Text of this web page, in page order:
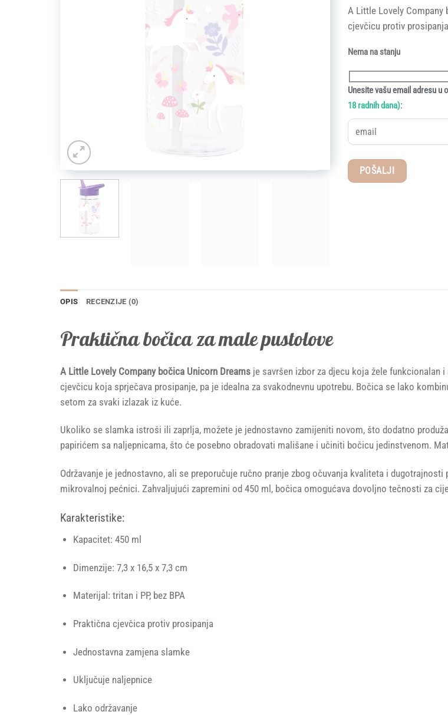
A Little Lovely Company
cjevčicu protiv
Nema na stanju
Unesite vašu email adresu u
18 radnih dana):
OPIS RECENZIJE (0)
Praktična bočica za male pustolove
A Little Lovely Company bočica Unicorn Dreams je savršen izbor za djecu koja žele funkcionalan
cjevčicu koja sprječava prosipanje, pa je idealna za svakodnevnu upotrebu. Bočica se lako
setom za svaki izlazak iz kuće.
Ukoliko se slamka istroši ili zaprlja, možete je jednostavno zamijeniti novom, što dodatno
papirićem sa naljepnicama, što će posebno obradovati mališane i učiniti bočicu jedinstvenom.
Održavanje je jednostavno, ali se preporučuje ručno pranje zbog očuvanja kvaliteta i
mikrovalnoj pećnici. Zahvaljujući zapremini od 450 ml, bočica omogućava dovoljno tečnosti za
Karakteristike:
Kapacitet: 450 ml
Dimenzije: 7,3 x 16,5 x 7,3 cm
Materijal: tritan i PP, bez BPA
Praktična cjevčica protiv prosipanja
Jednostavna zamjena slamke
Uključuje naljepnice
Lako održavanje